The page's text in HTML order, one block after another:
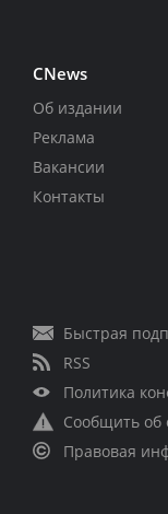
CNews
Об издании
Реклама
Вакансии
Контакты
Быстрая
RSS
Политика
Сообщить об
Правовая